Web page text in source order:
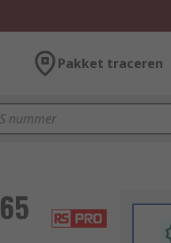
Pakket traceren